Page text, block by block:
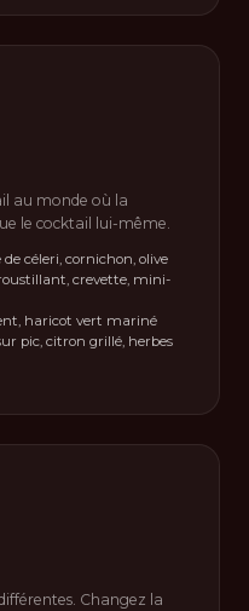
au monde où la
le cocktail lui-même.
céleri, cornichon, olive
crevette, mini-
haricot vert mariné
pic, citron grillé, herbes
Changez la